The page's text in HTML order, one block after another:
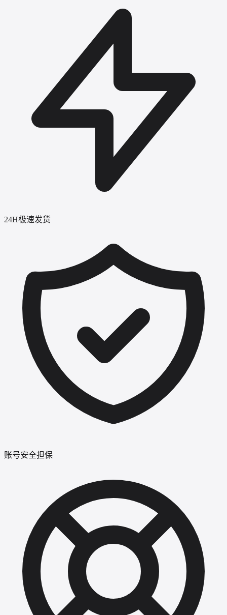
24H极速发货
账号安全担保